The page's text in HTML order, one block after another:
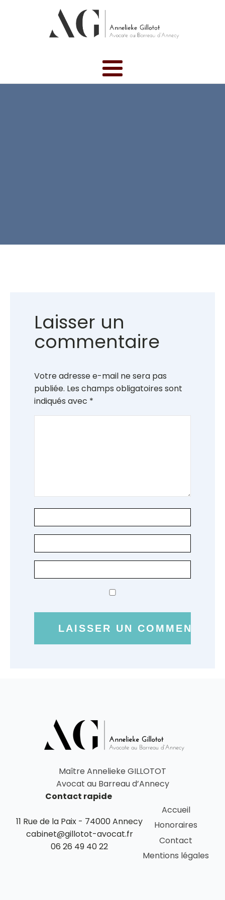
Laisser un
commentaire
Votre adresse e-mail ne sera pas
publiée. Les champs obligatoires sont
indiqués avec *
Maître Annelieke GILLOTOT
Avocat au Barreau d’Annecy
Contact rapide
11 Rue de la Paix - 74000 Annecy
cabinet@gillotot-avocat.fr
06 26 49 40 22
Accueil
Honoraires
Contact
Mentions légales